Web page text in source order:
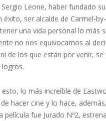
Leone, haber fundado
ser alcalde de Carmel-
una vida personal lo más
no nos equivocamos al
de los que están por venir,
logros.
lo más increíble de
hacer cine y lo hace,
película fue Jurado Nº2,